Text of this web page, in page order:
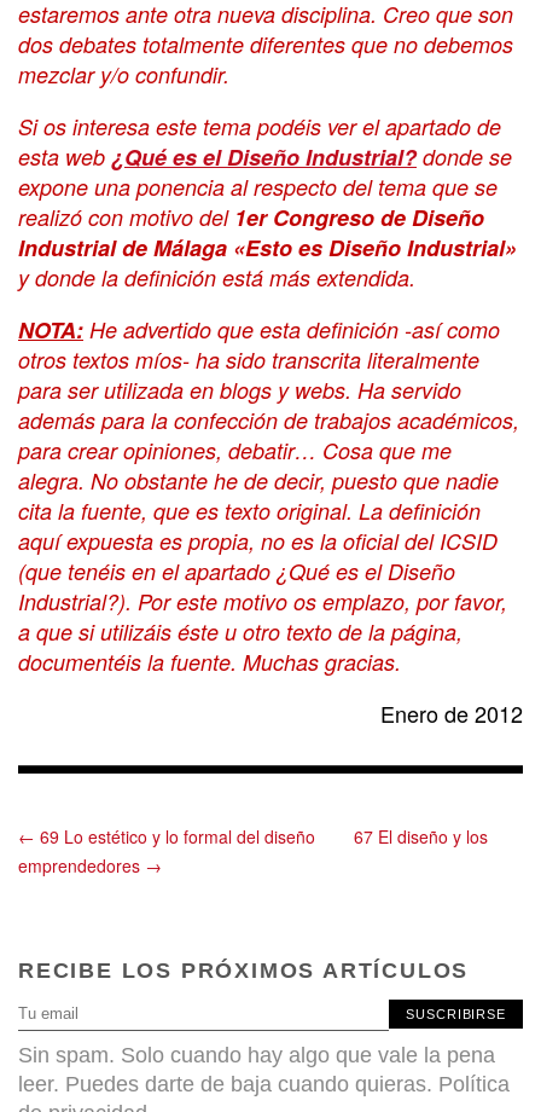
estaremos ante otra nueva disciplina. Creo que son
dos debates totalmente diferentes que no debemos
mezclar y/o confundir.
Si os interesa este tema podéis ver el apartado de
esta web ¿Qué es el Diseño Industrial? donde se
expone una ponencia al respecto del tema que se
realizó con motivo del 1er Congreso de Diseño
Industrial de Málaga «Esto es Diseño Industrial»
y donde la definición está más extendida.
NOTA: He advertido que esta definición -así como
otros textos míos- ha sido transcrita literalmente
para ser utilizada en blogs y webs. Ha servido
además para la confección de trabajos académicos,
para crear opiniones, debatir… Cosa que me
alegra. No obstante he de decir, puesto que nadie
cita la fuente, que es texto original. La definición
aquí expuesta es propia, no es la oficial del ICSID
(que tenéis en el apartado ¿Qué es el Diseño
Industrial?). Por este motivo os emplazo, por favor,
a que si utilizáis éste u otro texto de la página,
documentéis la fuente. Muchas gracias.
Enero de 2012
← 69 Lo estético y lo formal del diseño
67 El diseño y los
emprendedores →
RECIBE LOS PRÓXIMOS ARTÍCULOS
SUSCRIBIRSE
Sin spam. Solo cuando hay algo que vale la pena
leer. Puedes darte de baja cuando quieras. Política